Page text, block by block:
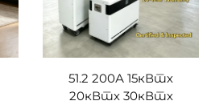
51.2 200А 15кВтх
20кВтх 30кВтх